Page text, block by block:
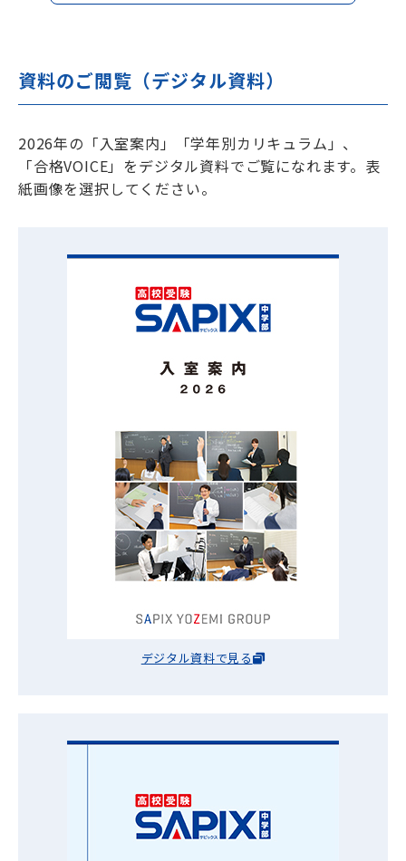
資料のご閲覧（デジタル資料）
2026年の「入室案内」「学年別カリキュラム」、
「合格VOICE」をデジタル資料でご覧になれます。表
紙画像を選択してください。
デジタル資料で見る